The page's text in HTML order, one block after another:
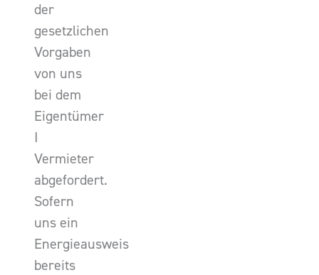
der
gesetzlichen
Vorgaben
von uns
bei dem
Eigentümer
I
Vermieter
abgefordert.
Sofern
uns ein
Energieausweis
bereits